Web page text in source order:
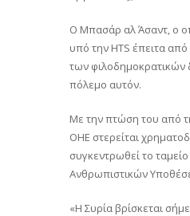
Ο Μπασάρ αλ Άσαντ, ο
υπό την HTS έπειτα
των
πόλεμο αυτόν.
Με την πτώση του από
ΟΗΕ στερείται
συγκεντρωθεί το
Ανθρωπιστικών
«Η Συρία βρίσκεται